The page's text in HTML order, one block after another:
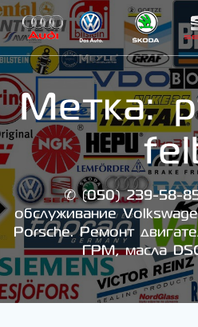
to
Метка:
✆ (050) 239-58-
обслуживание
Porsche. Ремонт
ГРМ, масла